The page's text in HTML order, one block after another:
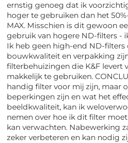
ernstig genoeg dat ik
hoger te gebruiken dan het
MAX. Misschien is dit gewoon
gebruik van hogere ND-filters -
Ik heb geen high-end ND-filters
bouwkwaliteit en verpakking
filterbehuizingen die K&F levert
makkelijk te gebruiken.
handig filter voor mij zijn, maar
beperkingen zijn en wat het
beeldkwaliteit, kan ik
nemen over hoe ik dit filter
kan verwachten. Nabewerking
zeker verbeteren en kan nodig